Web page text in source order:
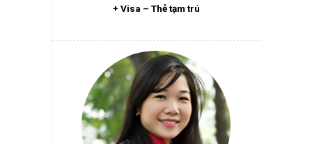
+ Visa – Thẻ tạm trú